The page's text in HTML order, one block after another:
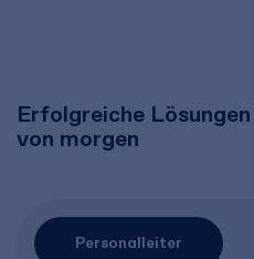
Erfolgreiche
von morgen
Personalleiter